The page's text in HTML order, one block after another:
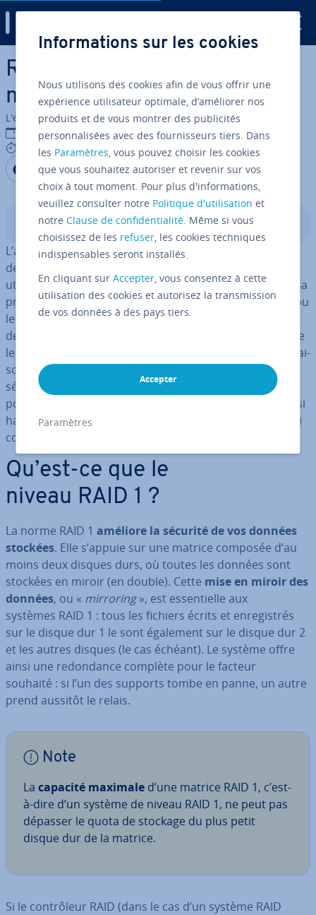
Aller au contenu principal
RAID 1 : que cache cette
matrice de disques durs ?
L'équipe édi­to­riale IONOS
19/08/2021
8 mins
Partager sur Facebook
Partager sur Twitter
Partager sur LinkedIn
Sommaire
L’approche con­sis­tant à ras­sem­bler plusieurs supports
de stockage au sein d’un système
utilisée aujourd’hui, plusieurs dizaines d’années après sa
première évocation en 1987. Par exemple, le système (ou
le niveau) RAID 1 reste une solution de stockage très
demandée de nos jours, notamment en ce qui concerne
le fonc­tion­ne­ment des ap­pli­ca­tions serveur : la com­bi­nai­
son des dif­fé­rents disques durs offre un niveau de
sécurité approprié, tel qu’exigé par les logiciels conçus
pour une
. Qu’est-ce qui donne un si
haut niveau de sécurité aux systèmes RAID 1, et en quoi
con­sis­tent-ils exac­te­ment ?
Qu’est-ce que le
niveau RAID 1 ?
La norme RAID 1 améliore la sécurité de vos données
stockées. Elle s’appuie sur une matrice composée d’au
moins deux disques durs, où toutes les données sont
stockées en miroir (en double). Cette mise en miroir des
données, ou « mirroring», est es­sen­tielle aux
systèmes RAID 1 : tous les fichiers écrits et en­re­gis­trés
sur le disque dur 1 le sont également sur le disque dur 2
et les autres disques (le cas échéant). Le système offre
ainsi une re­don­dance complète pour le facteur
souhaité : si l’un des supports tombe en panne, un autre
prend aussitôt le relais.
Note
La capacité maximale d’une matrice RAID 1, c’est-
à-dire d’un système de niveau RAID 1, ne peut pas
dépasser le quota de stockage du plus petit
disque dur de la matrice.
Si le con­trô­leur RAID (dans le cas d’un système RAID
Informations sur les cookies
Nous utilisons des cookies afin de vous offrir une
expérience utilisateur optimale, d’améliorer nos
produits et de vous montrer des publicités
personnalisées avec des fournisseurs tiers. Dans
les Paramètres, vous pouvez choisir les cookies
que vous souhaitez autoriser et revenir sur vos
choix à tout moment. Pour plus d'informations,
veuillez consulter notre Politique d'utilisation et
notreClause de confidentialité. Même si vous
choisissez de les refuser, les cookies techniques
indispensables seront installés.
En cliquant surAccepter, vous consentez à cette
utilisation des cookies et autorisez la transmission
de vos données à des pays tiers.
Accepter
Paramètres